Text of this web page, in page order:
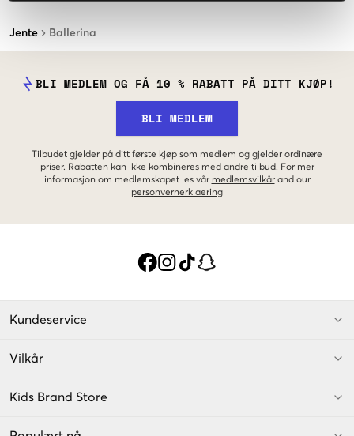
Jente Ballerina
BLI MEDLEM OG FÅ 10 % RABATT PÅ DITT KJØP!
BLI MEDLEM
Tilbudet gjelder på ditt første kjøp som medlem og gjelder ordinære
priser. Rabatten kan ikke kombineres med andre tilbud. For mer
informasjon om medlemskapet les vår medlemsvilkår and our
personvernerklaering
Kundeservice
Vilkår
Kids Brand Store